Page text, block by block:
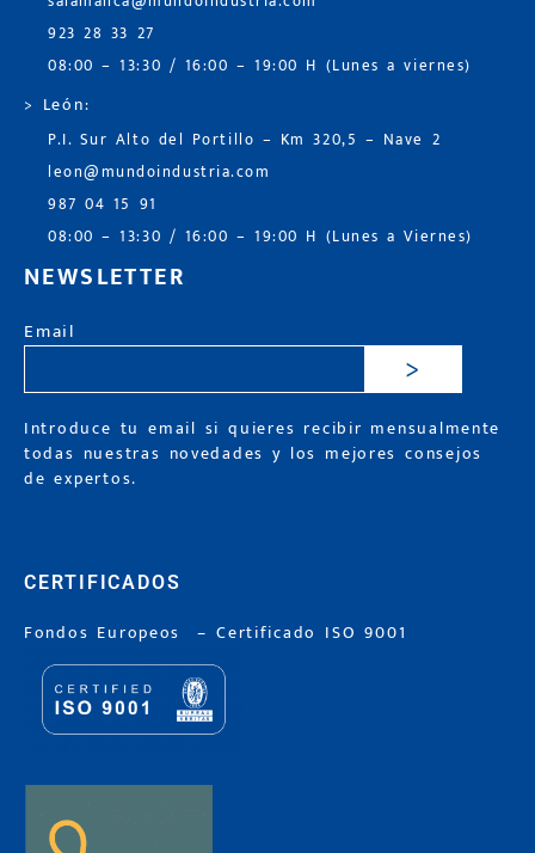
923 28 33 27
08:00 – 13:30 / 16:00 – 19:00 H (Lunes a viernes)
> León:
P.I. Sur Alto del Portillo – Km 320,5 – Nave 2
leon@mundoindustria.com
987 04 15 91
08:00 – 13:30 / 16:00 – 19:00 H (Lunes a Viernes)
NEWSLETTER
Email
>
Introduce tu email si quieres recibir mensualmente
todas nuestras novedades y los mejores consejos
de expertos.
CERTIFICADOS
Fondos Europeos –Certificado ISO 9001